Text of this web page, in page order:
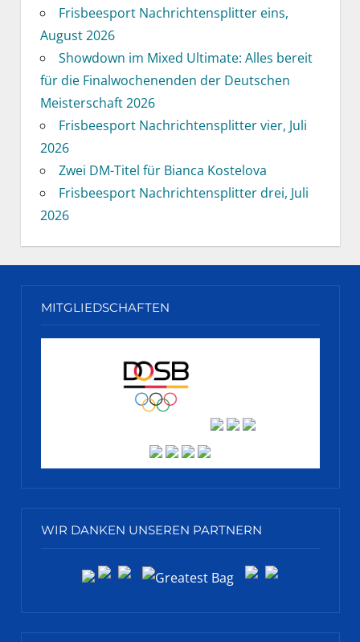
Frisbeesport Nachrichtensplitter eins,
August 2026
Showdown im Mixed Ultimate: Alles bereit
für die Finalwochenenden der Deutschen
Meisterschaft 2026
Frisbeesport Nachrichtensplitter vier, Juli
2026
Zwei DM-Titel für Bianca Kostelova
Frisbeesport Nachrichtensplitter drei, Juli
2026
MITGLIEDSCHAFTEN
WIR DANKEN UNSEREN PARTNERN